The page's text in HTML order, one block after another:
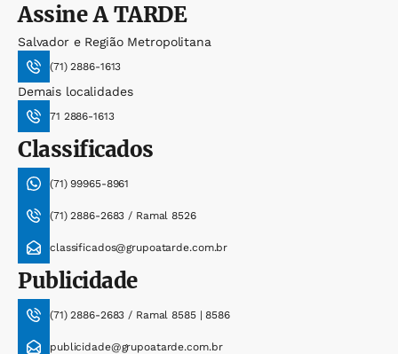
AssineA TARDE
Salvador e Região Metropolitana
(71) 2886-1613
Demais localidades
71 2886-1613
Classificados
(71) 99965-8961
(71) 2886-2683 / Ramal 8526
classificados@grupoatarde.com.br
Publicidade
(71) 2886-2683 / Ramal 8585 | 8586
publicidade@grupoatarde.com.br